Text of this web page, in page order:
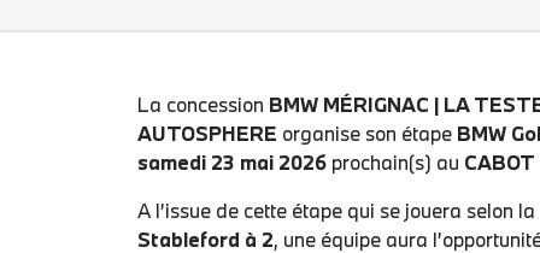
La concession BMW MÉRIGNAC | LA
AUTOSPHERE organise son étape BMW
samedi 23 mai 2026 prochain(s) au CABOT
A l’issue de cette étape qui se jouera selon
Stableford à 2, une équipe aura